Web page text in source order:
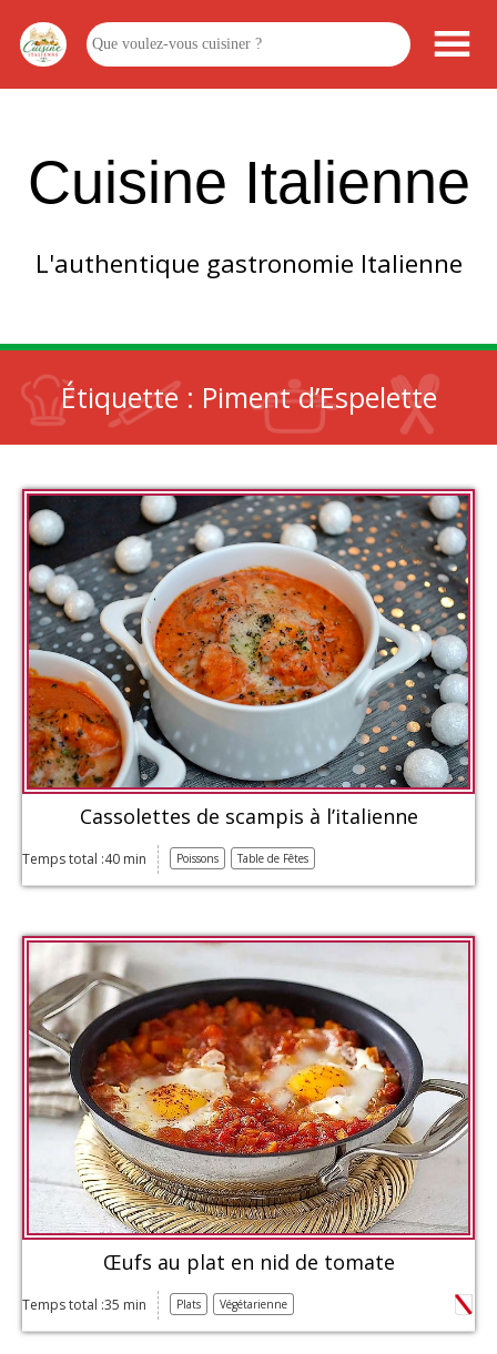
Cuisine Italienne
L'authentique gastronomie Italienne
Étiquette : Piment d’Espelette
Cassolettes de scampis à l’italienne
Temps total :40 min Poissons Table de Fêtes
Œufs au plat en nid de tomate
Temps total :35 min Plats Végétarienne